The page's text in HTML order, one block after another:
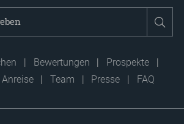
Bewertungen
Prospekte
Anreise Team Presse FAQ